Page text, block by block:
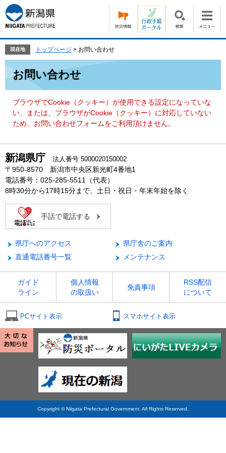
ー
ジ
の
頭
す。
ニ
ュ
ー
飛
て
現在地 トップページ > お問い合わせ
お問い合わせ
ブラウザでCookie（クッキー）が使用できる設定になっていな
い、または、ブラウザがCookie（クッキー）に対応していない
ため、お問い合わせフォームをご利用頂けません。
新潟県庁 法人番号 5000020150002
〒950-8570 新潟市中央区新光町4番地1
電話番号：025-285-5511（代表）
8時30分から17時15分まで、土日・祝日・年末年始を除く
手話で電話する
県庁へのアクセス
県庁舎のご案内
直通電話番号一覧
メンテナンス
ガイド
ライン
個人情報
の取扱い
免責事項
RSS配信
について
PCサイト表示 スマホサイト表示
Copyright © Niigata Prefectural Government. All Rights Reserved.